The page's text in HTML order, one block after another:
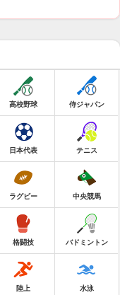
高校野球 侍ジャパン
日本代表 テニス
ラグビー 中央競馬
格闘技 バドミントン
陸上 水泳